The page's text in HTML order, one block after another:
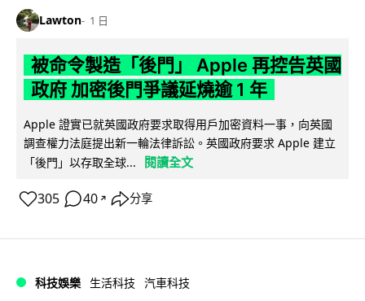
Lawton 1 日
被命令製造「後門」 Apple 再控告英國
政府 加密後門爭議延燒逾 1 年
Apple 證實已就英國政府要求取得用戶加密資料一事，向英國
調查權力法庭提出新一輪法律訴訟。英國政府要求 Apple 建立
「後門」以存取全球...
閱讀全文
305 40 ↗ 分享
科技娛樂 生活科技 汽車科技